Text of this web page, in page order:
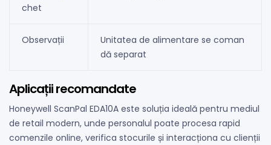
chet
Observații
Unitatea de alimentare se coman
dă separat
Aplicații recomandate
Honeywell ScanPal EDA10A este soluția ideală pentru mediul
de retail modern, unde personalul poate procesa rapid
comenzile online, verifica stocurile și interacționa cu clienții